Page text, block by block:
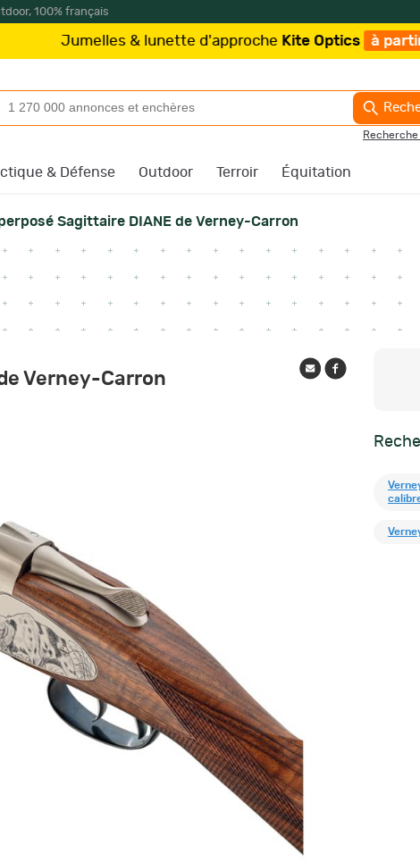
100% français
& lunette d'approcheKite Optics à partir de 219€ / Plus
& Défense Outdoor Terroir Équitation
Sagittaire DIANE de Verney-Carron
Verney-Carron